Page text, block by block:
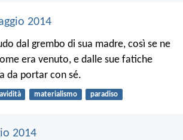
2014
dal grembo di sua madre, così se ne
era venuto, e dalle sue fatiche
da portar con sé.
avidità materialismo paradiso
2014